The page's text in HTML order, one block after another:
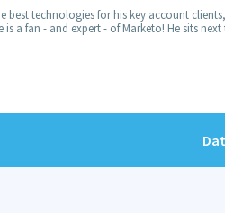
best technologies for his key account
a fan - and expert - of Marketo! He sits